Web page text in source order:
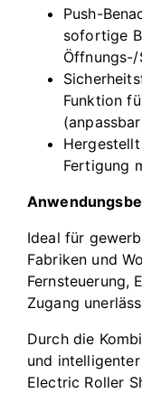
Push-
sofortige
Funktion
Fertigung
Ideal für
Fabriken und
Fernsteuerung,
Zugang
Durch die
und
Electric Roller